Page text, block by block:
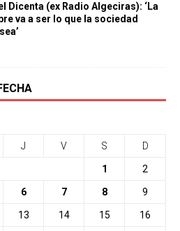
Dicenta (ex Radio Algeciras): ‘La
va a ser lo que la sociedad
J V S D
1 2
6 7 8 9
13 14 15 16